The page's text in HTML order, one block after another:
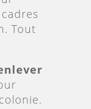
Tout